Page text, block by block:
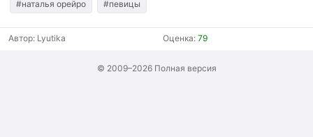
#наталья орейро #певицы
Автор: Lyutika Оценка: 79
© 2009–2026 Полная версия